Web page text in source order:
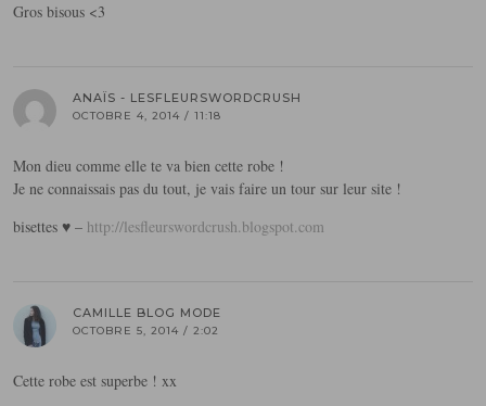
Gros bisous <3
ANAÏS - LESFLEURSWORDCRUSH
OCTOBRE 4, 2014 / 11:18
Mon dieu comme elle te va bien cette robe !
Je ne connaissais pas du tout, je vais faire un tour sur leur site !
bisettes ♥ – http://lesfleurswordcrush.blogspot.com
CAMILLE BLOG MODE
OCTOBRE 5, 2014 / 2:02
Cette robe est superbe ! xx